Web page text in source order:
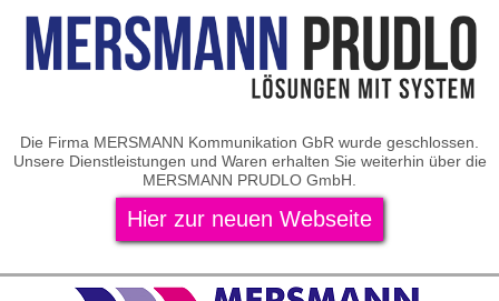
Die Firma MERSMANN Kommunikation GbR wurde geschlossen.
Unsere Dienstleistungen und Waren erhalten Sie weiterhin über die
MERSMANN PRUDLO GmbH.
Hier zur neuen Webseite